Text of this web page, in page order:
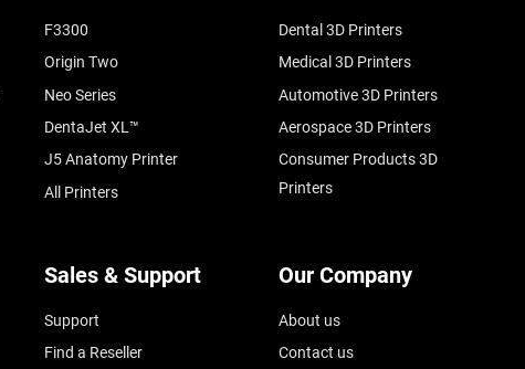
F3300
Origin Two
Neo Series
DentaJet XL™
J5 Anatomy Printer
All Printers
Dental 3D Printers
Medical 3D Printers
Automotive 3D Printers
Aerospace 3D Printers
Consumer Products 3D
Printers
Sales & Support
Support
Find a Reseller
Our Company
About us
Contact us